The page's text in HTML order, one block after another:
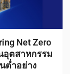
Net Zero
อุตสาหกรรม
ต่ำอย่าง